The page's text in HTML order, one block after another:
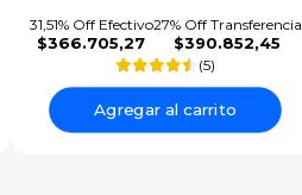
L1250
31,51% Off Efectivo
$366.705,27
27% Off Transferencia
$390.852,45
(5)
Agregar al carrito